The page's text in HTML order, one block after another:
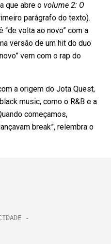
que abre o volume 2: O
parágrafo do texto).
“de volta ao novo” com a
versão de um hit do duo
vem com o rap do
a origem do Jota Quest,
music, como o R&B e a
começamos,
break”, relembra o